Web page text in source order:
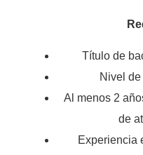
Título de
Nivel
Al menos 2
de
Experiencia